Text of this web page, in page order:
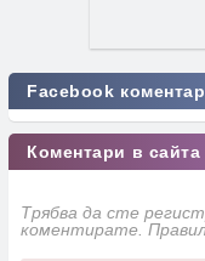
Facebook
Коментари в сайта
Трябва да сте
коментирате.